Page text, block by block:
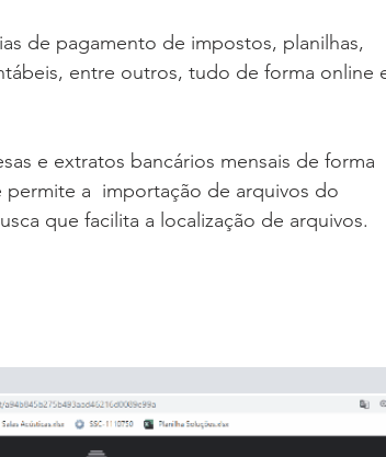
de pagamento de impostos, planilhas,
entre outros, tudo de forma online
e extratos bancários mensais de forma
a  importação de arquivos do
que facilita a localização de arquivos.